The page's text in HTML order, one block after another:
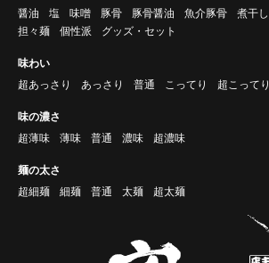
醤油
塩 味噌 豚骨 豚骨醤油 魚介豚骨 煮干し
担々麺
個性派 グッズ・セット
味わい
超あっさり
あっさり 普通 こってり 超こってり
味の濃さ
超薄味
薄味 普通 濃味 超濃味
麺の太さ
超細麺
細麺 普通 太麺 超太麺